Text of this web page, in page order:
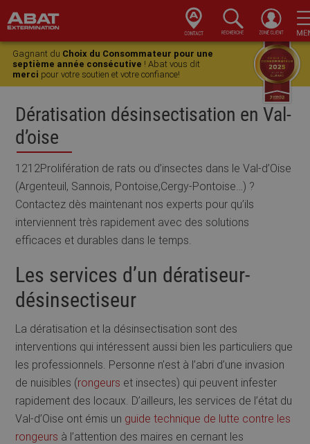
Skip
primary
navigation
Skip
main
content
Skip
primary
sidebar
Skip
footer
Gagnant du Choix du Consommateur pour une
septième année consécutive ! Abat vous dit
merci pour votre soutien et votre confiance!
Dératisation désinsectisation en Val-
d’oise
1212Prolifération de rats ou d’insectes dans le Val-d’Oise
(Argenteuil, Sannois, Pontoise,Cergy-Pontoise…) ?
Contactez dès maintenant nos experts pour qu’ils
interviennent très rapidement avec des solutions
efficaces et durables dans le temps.
Les services d’un dératiseur-
désinsectiseur
La dératisation et la désinsectisation sont des
interventions qui intéressent aussi bien les particuliers que
les professionnels. Personne n’est à l’abri d’une invasion
de nuisibles (rongeurs et insectes) qui peuvent infester
rapidement des locaux. D’ailleurs, les services de l’état du
Val-d’Oise ont émis un guide technique de lutte contre les
rongeurs à l’attention des maires en cernant les